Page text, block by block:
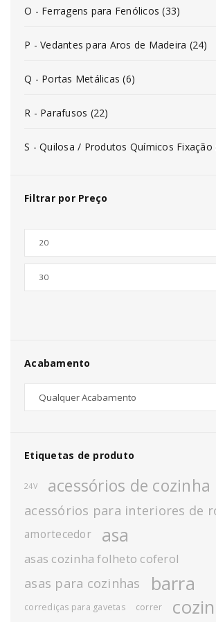
O - Ferragens para Fenólicos (33)
P - Vedantes para Aros de Madeira (24)
Q - Portas Metálicas (6)
R - Parafusos (22)
S - Quilosa / Produtos Químicos Fixação
Filtrar por Preço
Acabamento
Etiquetas de produto
24V acessórios de cozinha
acessórios para interiores de
amortecedor asa
asas cozinha folheto coferol
asas para cozinhas barra
corrediças para gavetas correr